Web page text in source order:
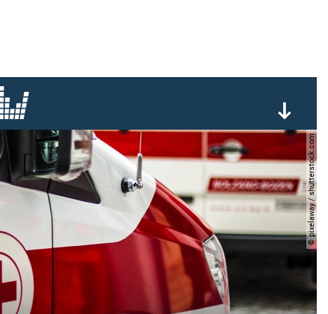
© pixelaway / shutterstock.com